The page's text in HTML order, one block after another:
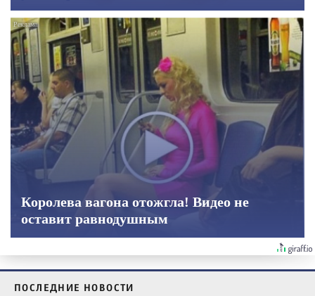
Королева вагона отожгла! Видео не
оставит равнодушным
ПОСЛЕДНИЕ НОВОСТИ